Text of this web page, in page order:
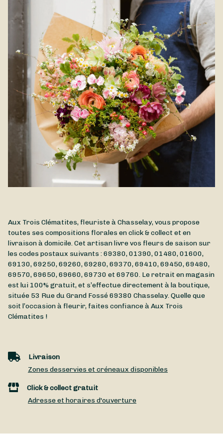
Aux Trois Clématites, fleuriste à Chasselay, vous propose
toutes ses compositions florales en click & collect et en
livraison à domicile. Cet artisan livre vos fleurs de saison sur
les codes postaux suivants : 69380, 01390, 01480, 01600,
69130, 69250, 69260, 69280, 69370, 69410, 69450, 69480,
69570, 69650, 69660, 69730 et 69760. Le retrait en magasin
est lui 100% gratuit, et s’effectue directement à la boutique,
située 53 Rue du Grand Fossé69380 Chasselay. Quelle que
soit l’occasion à fleurir, faites confiance à Aux Trois
Clématites !
Livraison
Zones desservies et créneaux disponibles
Click & collect gratuit
Adresse et horaires d'ouverture